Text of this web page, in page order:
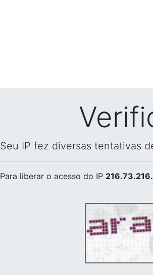
Seu IP fez diversas tentativas
Para liberar o acesso do IP